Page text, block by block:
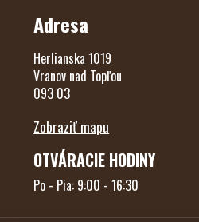
Adresa
Herlianska 1019
Vranov nad Topľou
093 03
Zobraziť mapu
OTVÁRACIE HODINY
Po - Pia: 9:00 - 16:30